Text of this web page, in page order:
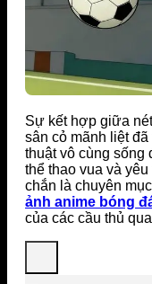
Sự kết hợp giữa
sân cỏ mãnh liệt
thuật vô cùng sống
thể thao vua và
chắn là chuyên
ảnh anime bóng
của các cầu thủ